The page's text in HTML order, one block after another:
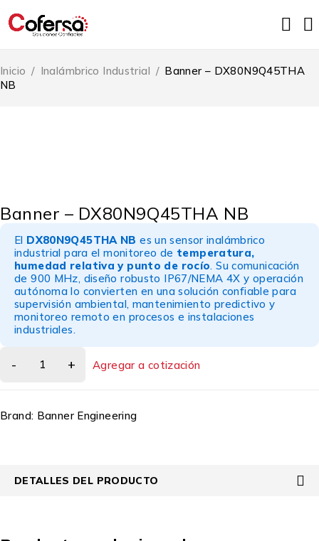
Inicio / Inalámbrico Industrial / Banner – DX80N9Q45THA
NB
Banner – DX80N9Q45THA NB
El DX80N9Q45THA NB es un sensor inalámbrico
industrial para el monitoreo de temperatura,
humedad relativa y punto de rocío. Su comunicación
de 900 MHz, diseño robusto IP67/NEMA 4X y operación
autónoma lo convierten en una solución confiable para
supervisión ambiental, mantenimiento predictivo y
monitoreo remoto en procesos e instalaciones
industriales.
Agregar a cotización
Brand: Banner Engineering
DETALLES DEL PRODUCTO